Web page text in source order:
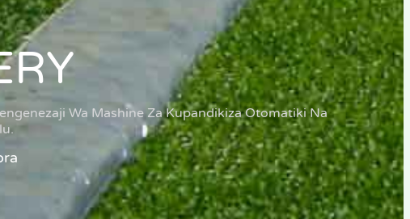
Wa Mashine Za Kupandikiza Otomatiki Na